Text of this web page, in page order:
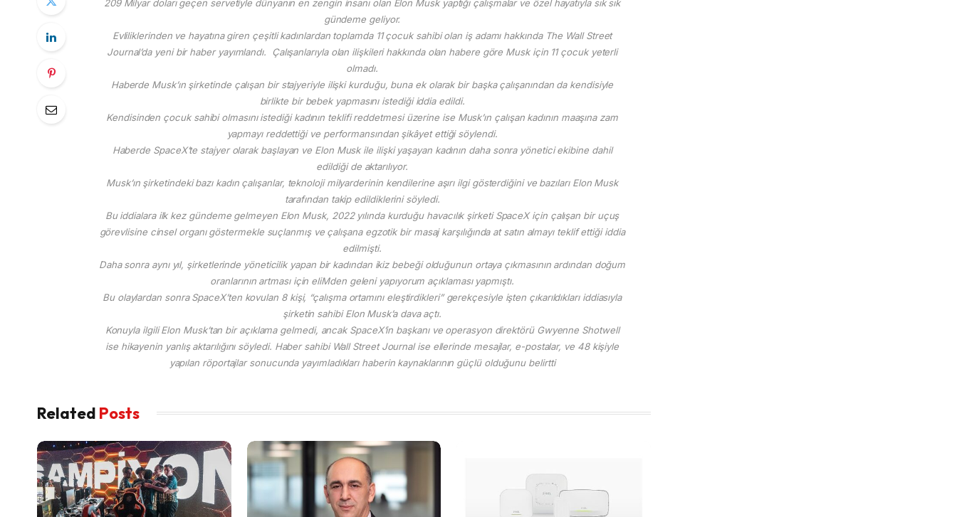
209 Milyar doları geçen servetiyle dünyanın en zengin insanı olan Elon Musk yaptığı çalışmalar ve özel hayatıyla sık sık
gündeme geliyor.
Evliliklerinden ve hayatına giren çeşitli kadınlardan toplamda 11 çocuk sahibi olan iş adamı hakkında The Wall Street
Journal’da yeni bir haber yayımlandı. Çalışanlarıyla olan ilişkileri hakkında olan habere göre Musk için 11 çocuk yeterli
olmadı.
Haberde Musk’ın şirketinde çalışan bir stajyeriyle ilişki kurduğu, buna ek olarak bir başka çalışanından da kendisiyle
birlikte bir bebek yapmasını istediği iddia edildi.
Kendisinden çocuk sahibi olmasını istediği kadının teklifi reddetmesi üzerine ise Musk’ın çalışan kadının maaşına zam
yapmayı reddettiği ve performansından şikâyet ettiği söylendi.
Haberde SpaceX’te stajyer olarak başlayan ve Elon Musk ile ilişki yaşayan kadının daha sonra yönetici ekibine dahil
edildiği de aktarılıyor.
Musk’ın şirketindeki bazı kadın çalışanlar, teknoloji milyarderinin kendilerine aşırı ilgi gösterdiğini ve bazıları Elon Musk
tarafından takip edildiklerini söyledi.
Bu iddialara ilk kez gündeme gelmeyen Elon Musk, 2022 yılında kurduğu havacılık şirketi SpaceX için çalışan bir uçuş
görevlisine cinsel organı göstermekle suçlanmış ve çalışana egzotik bir masaj karşılığında at satın almayı teklif ettiği iddia
edilmişti.
Daha sonra aynı yıl, şirketlerinde yöneticilik yapan bir kadından ikiz bebeği olduğunun ortaya çıkmasının ardından doğum
oranlarının artması için eliMden geleni yapıyorum açıklaması yapmıştı.
Bu olaylardan sonra SpaceX’ten kovulan 8 kişi, “çalışma ortamını eleştirdikleri” gerekçesiyle işten çıkarıldıkları iddiasıyla
şirketin sahibi Elon Musk’a dava açtı.
Konuyla ilgili Elon Musk’tan bir açıklama gelmedi, ancak SpaceX’in başkanı ve operasyon direktörü Gwyenne Shotwell
ise hikayenin yanlış aktarılığını söyledi. Haber sahibi Wall Street Journal ise ellerinde mesajlar, e-postalar, ve 48 kişiyle
yapılan röportajlar sonucunda yayımladıkları haberin kaynaklarının güçlü olduğunu belirtti
Related Posts